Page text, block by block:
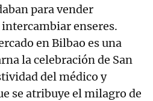
para vender
enseres.
en Bilbao es una
la celebración de San
del médico y
se atribuye el milagro de